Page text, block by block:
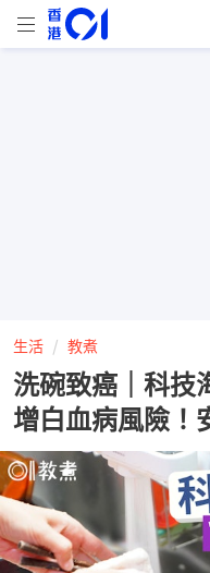
生活 教煮
洗碗致癌｜科技
增白血病風險！